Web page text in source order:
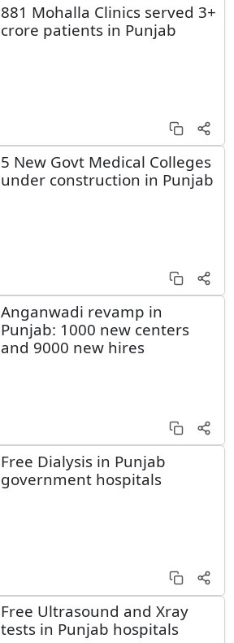
881 Mohalla Clinics served 3+
crore patients in Punjab
5 New Govt Medical Colleges
under construction in Punjab
Anganwadi revamp in
Punjab: 1000 new centers
and 9000 new hires
Free Dialysis in Punjab
government hospitals
Free Ultrasound and Xray
tests in Punjab hospitals